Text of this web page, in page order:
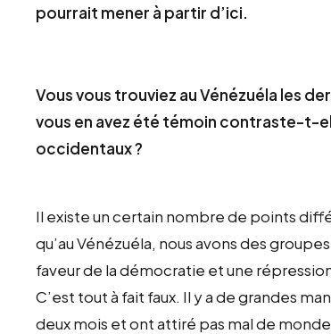
pourrait mener à partir d’ici.
Vous vous trouviez au Vénézuéla les
vous en avez été témoin contraste-t-
occidentaux ?
Il existe un certain nombre de points
qu’au Vénézuéla, nous avons des
faveur de la démocratie et une
C’est tout à fait faux. Il y a de grandes
deux mois et ont attiré pas mal de